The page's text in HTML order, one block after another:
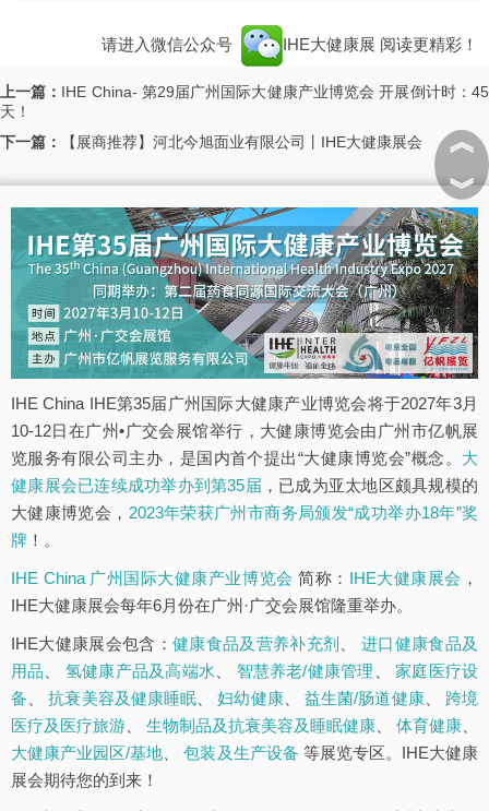
请进入微信公众号 IHE大健康展 阅读更精彩！
上一篇： IHE China- 第29届广州国际大健康产业博览会 开展倒计时：45
天！
下一篇：
【展商推荐】河北今旭面业有限公司丨IHE大健康展会
IHE China IHE第35届广州国际大健康产业博览会将于2027年3月
10-12日在广州•广交会展馆举行，大健康博览会由广州市亿帆展
览服务有限公司主办，是国内首个提出“大健康博览会”概念。 大
健康展会已连续成功举办到第35届 ，已成为亚太地区颇具规模的
大健康博览会， 2023年荣获广州市商务局颁发“成功举办18年”奖
牌 ！。
IHE China 广州国际大健康产业博览会 简称： IHE大健康展会 ，
IHE大健康展会每年6月份在广州·广交会展馆隆重举办。
IHE大健康展会包含： 健康食品及营养补充剂 、进口健康食品及
用品
氢健康产品及高端水 智慧养老/健康管理 、家庭医疗设
备 、抗衰美容及健康睡眠 、妇幼健康、 益生菌/肠道健康、 跨境
医疗及医疗旅游
生物制品及抗衰美容及睡眠健康 体育健康
大健康产业园区/基地 、包装及生产设备 等展览专区。IHE大健康
展会期待您的到来！
︽
︾